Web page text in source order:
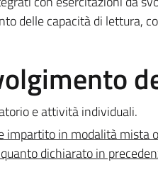
delle capacità di lettura,
e attività individuali.
impartito in modalità mista
dichiarato in